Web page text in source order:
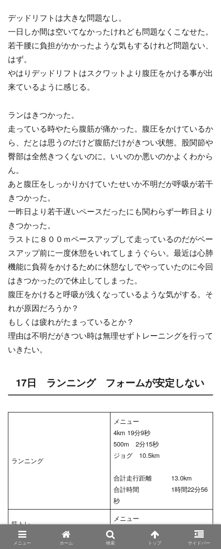
デッドリフトは大きな問題なし。
一日しか間は空いてなかったけれども問題なくこなせた。
若干腰に負担がかかったような気もするけれど問題ない、
はず。
やはりデッドリフトはスクワットより腹圧をかける事が出
来ているように感じる。
ランはきつかった。
走っている時やたら腹筋が痛かった。腹圧をかけているか
ら、だとは思うのだけど腹筋だけがきつい状態。股関節や
臀部は全然きつくないのに。いいのか悪いのかよくわから
ん。
あと腹圧をしっかりかけていたせいか不明だが呼吸が若干
きつかった。
一昨日より若干遅いペースだったにも関わらず一昨日より
きつかった。
ラストに８００ｍペースアップして走っているのだがペー
スアップ前に一度休憩をいれてしまうぐらい。最近は心肺
機能に負荷をかけるために休憩なしでやっていたのに今回
はきつかったので休止してしまった。
腹圧をかけると呼吸が浅くなっているような気がする。そ
れが原因だろうか？
もしくは疲れがたまっているとか？
理由は不明だがきつい時は無理せずトレーニングを行って
いきたい。
17日 ランニング フォームが安定しない
ランニング
メニュー
4km 19分9秒
500m 2分15秒
ジョグ 10.5km
合計走行距離 13.0km
合計時間 1時間22分56
秒
筋トレ
メニュー
メニュー ホーム 検索 トップ サイドバー